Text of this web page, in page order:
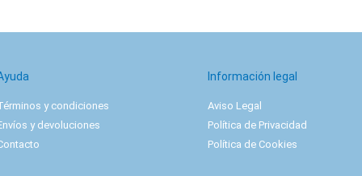
y condiciones
y devoluciones
Información legal
Aviso Legal
Política de Privacidad
Política de Cookies